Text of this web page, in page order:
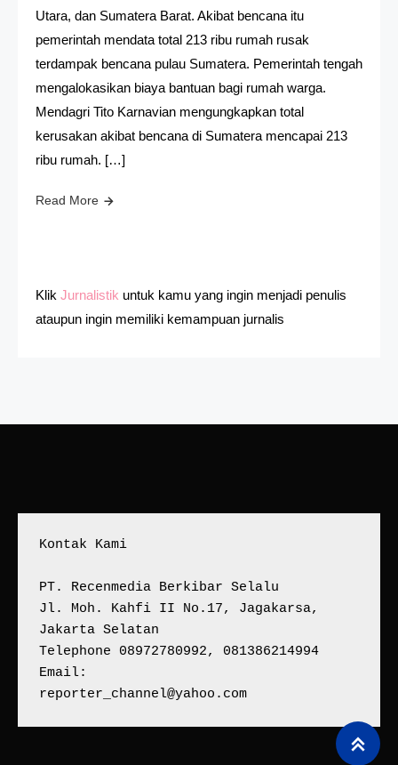
Utara, dan Sumatera Barat. Akibat bencana itu
pemerintah mendata total 213 ribu rumah rusak
terdampak bencana pulau Sumatera. Pemerintah tengah
mengalokasikan biaya bantuan bagi rumah warga.
Mendagri Tito Karnavian mengungkapkan total
kerusakan akibat bencana di Sumatera mencapai 213
ribu rumah. […]
Read More
Klik Jurnalistik untuk kamu yang ingin menjadi penulis
ataupun ingin memiliki kemampuan jurnalis
Kontak Kami
PT. Recenmedia Berkibar Selalu
Jl. Moh. Kahfi II No.17, Jagakarsa,
Jakarta Selatan
Telephone 08972780992, 081386214994
Email:
reporter_channel@yahoo.com